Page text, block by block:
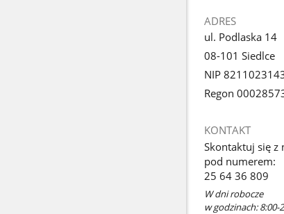
ADRES
ul. Podlaska 14
08-101 Siedlce
NIP
Regon
KONTAKT
Skontaktuj się z
pod numerem:
25 64 36 809
W dni robocze
w godzinach: 8:00-